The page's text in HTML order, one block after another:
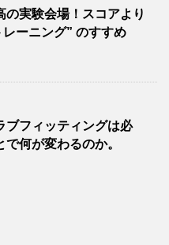
の実験会場！スコアより
ーニング” のすすめ
ブフィッティングは必
で何が変わるのか。